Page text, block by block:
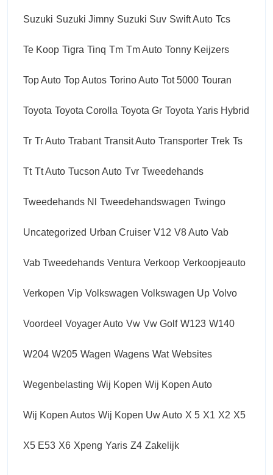
Suzuki Suzuki Jimny Suzuki Suv Swift Auto Tcs
Te Koop Tigra Tinq Tm Tm Auto Tonny Keijzers
Top Auto Top Autos Torino Auto Tot 5000 Touran
Toyota Toyota Corolla Toyota Gr Toyota Yaris Hybrid
Tr Tr Auto Trabant Transit Auto Transporter Trek Ts
Tt Tt Auto Tucson Auto Tvr Tweedehands
Tweedehands Nl Tweedehandswagen Twingo
Uncategorized Urban Cruiser V12 V8 Auto Vab
Vab Tweedehands Ventura Verkoop Verkoopjeauto
Verkopen Vip Volkswagen Volkswagen Up Volvo
Voordeel Voyager Auto Vw Vw Golf W123 W140
W204 W205 Wagen Wagens Wat Websites
Wegenbelasting Wij Kopen Wij Kopen Auto
Wij Kopen Autos Wij Kopen Uw Auto X 5 X1 X2 X5
X5 E53 X6 Xpeng Yaris Z4 Zakelijk